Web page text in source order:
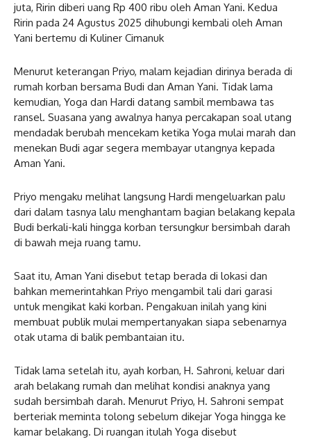
juta, Ririn diberi uang Rp 400 ribu oleh Aman Yani. Kedua
Ririn pada 24 Agustus 2025 dihubungi kembali oleh Aman
Yani bertemu di Kuliner Cimanuk
Menurut keterangan Priyo, malam kejadian dirinya berada di
rumah korban bersama Budi dan Aman Yani. Tidak lama
kemudian, Yoga dan Hardi datang sambil membawa tas
ransel. Suasana yang awalnya hanya percakapan soal utang
mendadak berubah mencekam ketika Yoga mulai marah dan
menekan Budi agar segera membayar utangnya kepada
Aman Yani.
Priyo mengaku melihat langsung Hardi mengeluarkan palu
dari dalam tasnya lalu menghantam bagian belakang kepala
Budi berkali-kali hingga korban tersungkur bersimbah darah
di bawah meja ruang tamu.
Saat itu, Aman Yani disebut tetap berada di lokasi dan
bahkan memerintahkan Priyo mengambil tali dari garasi
untuk mengikat kaki korban. Pengakuan inilah yang kini
membuat publik mulai mempertanyakan siapa sebenarnya
otak utama di balik pembantaian itu.
Tidak lama setelah itu, ayah korban, H. Sahroni, keluar dari
arah belakang rumah dan melihat kondisi anaknya yang
sudah bersimbah darah. Menurut Priyo, H. Sahroni sempat
berteriak meminta tolong sebelum dikejar Yoga hingga ke
kamar belakang. Di ruangan itulah Yoga disebut